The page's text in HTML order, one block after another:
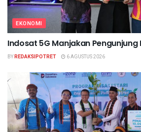
EKONOMI
Indosat 5G Manjakan Pengunjung
BYREDAKSIPOTRET 6 AGUSTUS 2026